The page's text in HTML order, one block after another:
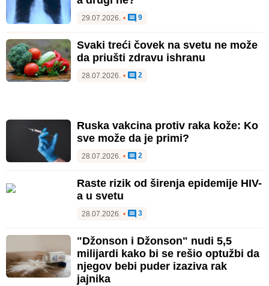
29.07.2026. • 9
Svaki treći čovek na svetu ne može
da priušti zdravu ishranu
28.07.2026. • 2
Ruska vakcina protiv raka kože: Ko
sve može da je primi?
28.07.2026. • 2
Raste rizik od širenja epidemije HIV-
a u svetu
28.07.2026. • 3
"Džonson i Džonson" nudi 5,5
milijardi kako bi se rešio optužbi da
njegov bebi puder izaziva rak
jajnika